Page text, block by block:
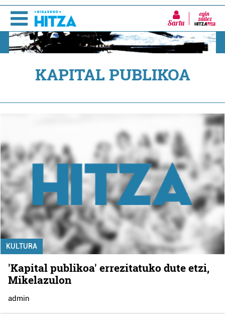
Sartu
KAPITAL PUBLIKOA
KULTURA
'Kapital publikoa' errezitatuko dute etzi,
Mikelazulon
admin